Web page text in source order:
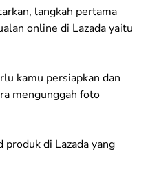
langkah pertama
online di Lazada yaitu
kamu persiapkan dan
mengunggah foto
di Lazada yang